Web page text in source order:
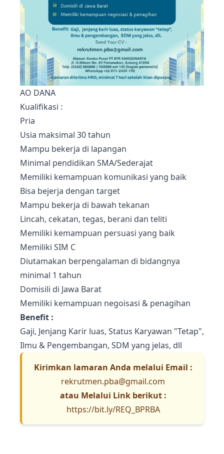
AO DANA
Kualifikasi :
Pria
Usia maksimal 30 tahun
Mampu bekerja di lapangan
Minimal pendidikan SMA/Sederajat
Memiliki kemampuan komunikasi yang baik
Bisa bejerja dengan target
Mampu bekerja di bawah tekanan
Lincah, cekatan, tegas, berani dan teliti
Memiliki kemampuan persuasi yang baik
Memiliki SIM C
Diutamakan berpengalaman di bidangnya
minimal 1 tahun
Domisili di Jawa Barat
Memiliki kemampuan negoisasi & penagihan
Benefit :
Gaji, Jenjang Karir luas, Status Karyawan "Tetap",
Ilmu & Pengembangan, SDM yang jelas, dll
Kirimkan lamaran Anda melalui Email :
rekrutmen.pba@gmail.com
atau Melalui Link berikut :
https://bit.ly/REQ_BPRBA